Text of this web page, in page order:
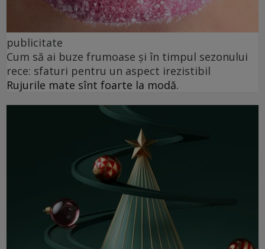
publicitate
Cum să ai buze frumoase şi în timpul sezonului
rece: sfaturi pentru un aspect irezistibil
Rujurile mate sînt foarte la modă.